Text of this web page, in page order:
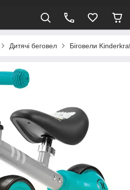
Дитячі беговел Біговели